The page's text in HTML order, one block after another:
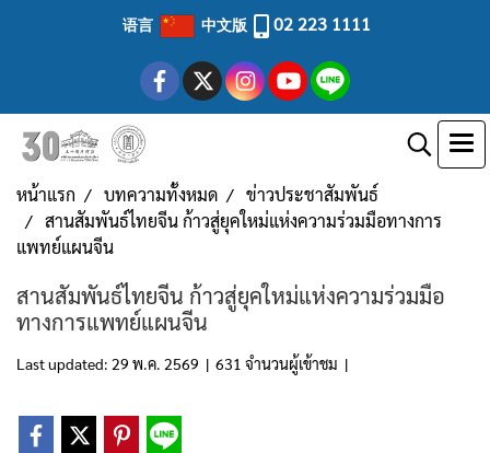
语言 中文版 02 223 1111
หน้าแรก บทความทั้งหมด
ข่าวประชาสัมพันธ์
สานสัมพันธ์ไทยจีน ก้าวสู่ยุคใหม่แห่งความร่วมมือทางการ
แพทย์แผนจีน
สานสัมพันธ์ไทยจีน ก้าวสู่ยุคใหม่แห่งความร่วมมือ
ทางการแพทย์แผนจีน
Last updated: 29 พ.ค. 2569 | 631 จำนวนผู้เข้าชม |